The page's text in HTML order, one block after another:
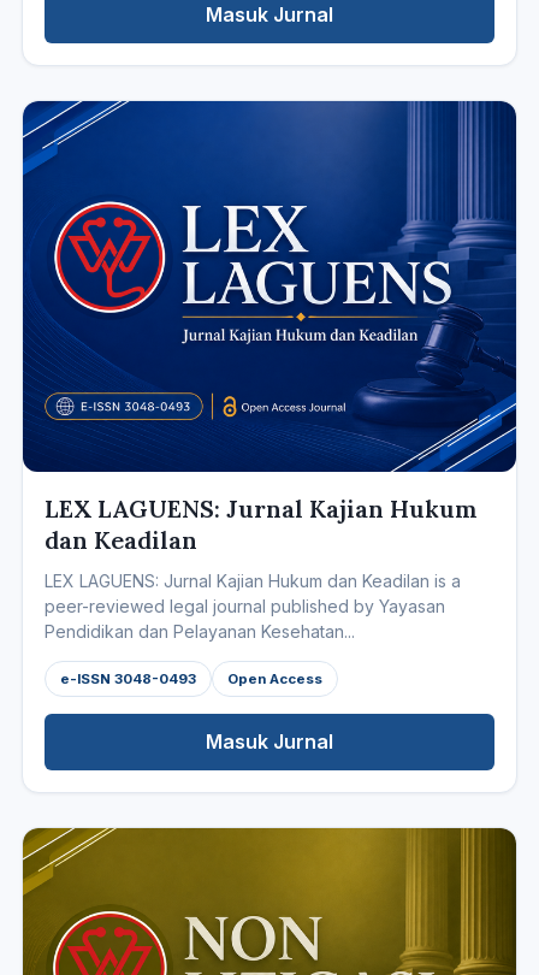
Masuk Jurnal
LEX LAGUENS: Jurnal Kajian Hukum
dan Keadilan
LEX LAGUENS: Jurnal Kajian Hukum dan Keadilan is a
peer-reviewed legal journal published by Yayasan
Pendidikan dan Pelayanan Kesehatan...
e-ISSN 3048-0493 Open Access
Masuk Jurnal